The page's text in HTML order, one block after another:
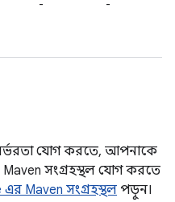
- -
যোগ করতে, আপনাকে
সংগ্রহস্থল যোগ করতে
Maven সংগ্রহস্থল পড়ুন।